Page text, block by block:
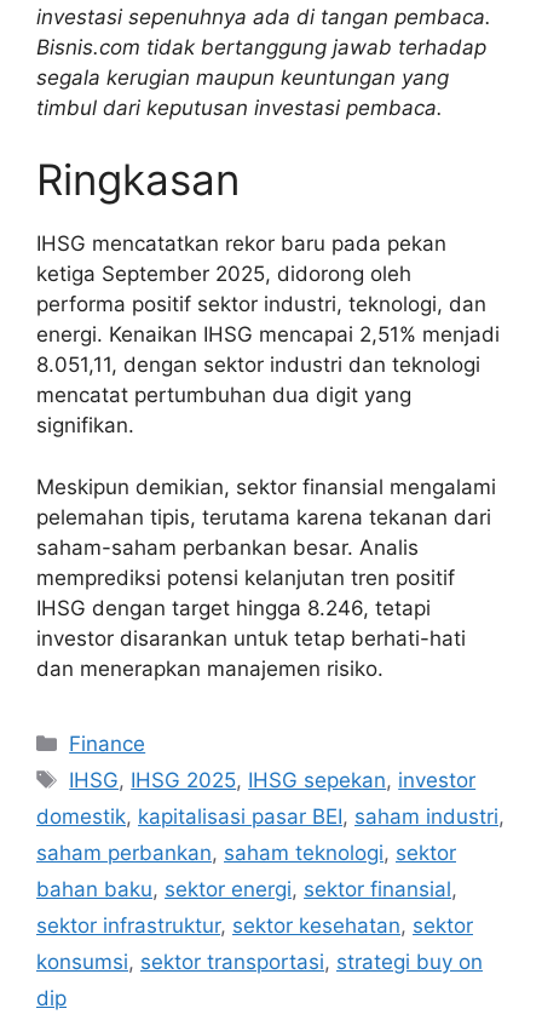
investasi sepenuhnya ada di tangan pembaca.
Bisnis.com tidak bertanggung jawab terhadap
segala kerugian maupun keuntungan yang
timbul dari keputusan investasi pembaca.
Ringkasan
IHSG mencatatkan rekor baru pada pekan
ketiga September 2025, didorong oleh
performa positif sektor industri, teknologi, dan
energi. Kenaikan IHSG mencapai 2,51% menjadi
8.051,11, dengan sektor industri dan teknologi
mencatat pertumbuhan dua digit yang
signifikan.
Meskipun demikian, sektor finansial mengalami
pelemahan tipis, terutama karena tekanan dari
saham-saham perbankan besar. Analis
memprediksi potensi kelanjutan tren positif
IHSG dengan target hingga 8.246, tetapi
investor disarankan untuk tetap berhati-hati
dan menerapkan manajemen risiko.
Categories
Finance
Tags
IHSG, IHSG 2025, IHSG sepekan, investor
domestik, kapitalisasi pasar BEI, saham industri,
saham perbankan, saham teknologi, sektor
bahan baku, sektor energi, sektor finansial,
sektor infrastruktur, sektor kesehatan, sektor
konsumsi, sektor transportasi, strategi buy on
dip